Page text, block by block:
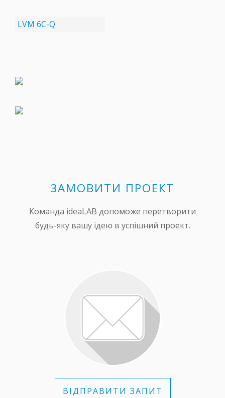
LVM 6C-Q
ЗАМОВИТИ ПРОЕКТ
Команда ideaLAB допоможе перетворити
будь-яку вашу ідею в успішний проект.
ВІДПРАВИТИ ЗАПИТ